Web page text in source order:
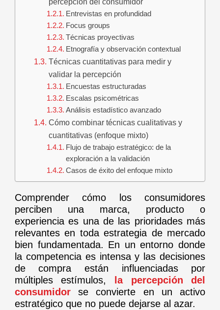
Entrevistas en profundidad
Focus groups
Técnicas proyectivas
Etnografía y observación contextual
Técnicas cuantitativas para medir y
validar la percepción
Encuestas estructuradas
Escalas psicométricas
Análisis estadístico avanzado
Cómo combinar técnicas cualitativas y
cuantitativas (enfoque mixto)
Flujo de trabajo estratégico: de la
exploración a la validación
Casos de éxito del enfoque mixto
Comprender cómo los consumidores
perciben una marca, producto o
experiencia es una de las prioridades más
relevantes en toda estrategia de mercado
bien fundamentada. En un entorno donde
la competencia es intensa y las decisiones
de compra están influenciadas por
múltiples estímulos,
la
percepción del
consumidorse convierte en un activo
estratégico que no puede dejarse al azar.